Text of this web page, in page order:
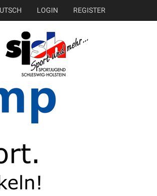
LOGIN REGISTER